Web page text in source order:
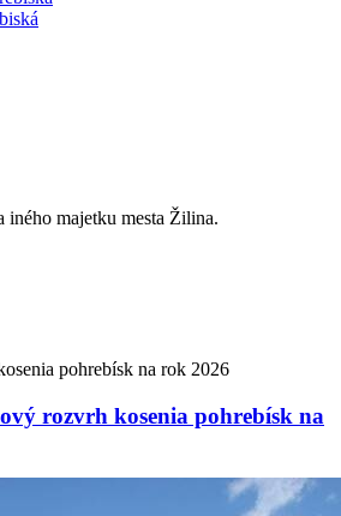
iného majetku mesta Žilina.
rozvrh kosenia pohrebísk na